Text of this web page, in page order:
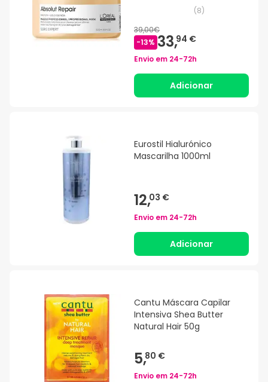
(8)
39,00€
-13% 33,94 €
Envio em 24-72h
Adicionar
Eurostil Hialurónico
Mascarilha 1000ml
12,03 €
Envio em 24-72h
Adicionar
Cantu Máscara Capilar
Intensiva Shea Butter
Natural Hair 50g
5,80 €
Envio em 24-72h